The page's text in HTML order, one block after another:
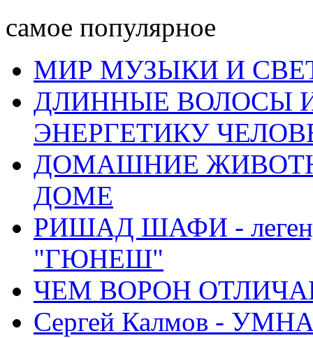
самое популярное
МИР МУЗЫКИ И
ДЛИННЫЕ ВОЛОСЫ
ЭНЕРГЕТИКУ
ДОМАШНИЕ
ДОМЕ
РИШАД ШАФИ -
"ГЮНЕШ"
ЧЕМ ВОРОН
Сергей Калмов -